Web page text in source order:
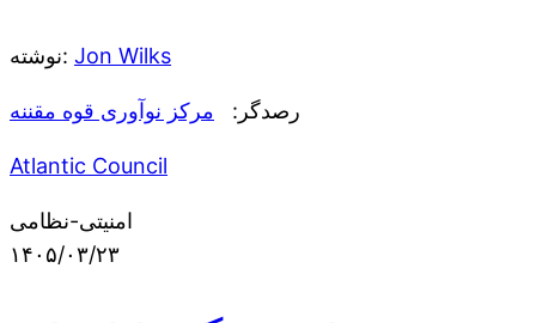
نوشته: Jon Wilks
رصدگر: مرکز نوآوری قوه مقننه
Atlantic Council
امنیتی-نظامی
۱۴۰۵/۰۳/۲۳